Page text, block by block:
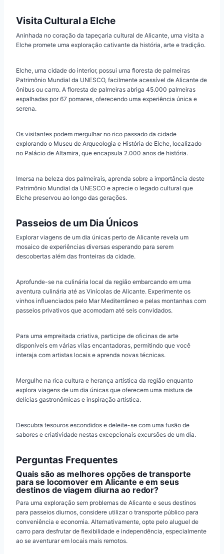
Visita Cultural a Elche
Aninhada no coração da tapeçaria cultural de Alicante, uma visita a
Elche promete uma exploração cativante da história, arte e tradição.
Elche, uma cidade do interior, possui uma floresta de palmeiras
Patrimônio Mundial da UNESCO, facilmente acessível de Alicante de
ônibus ou carro. A floresta de palmeiras abriga 45.000 palmeiras
espalhadas por 67 pomares, oferecendo uma experiência única e
serena.
Os visitantes podem mergulhar no rico passado da cidade
explorando o Museu de Arqueologia e História de Elche, localizado
no Palácio de Altamira, que encapsula 2.000 anos de história.
Imersa na beleza dos palmeirais, aprenda sobre a importância deste
Patrimônio Mundial da UNESCO e aprecie o legado cultural que
Elche preservou ao longo das gerações.
Passeios de um Dia Únicos
Explorar viagens de um dia únicas perto de Alicante revela um
mosaico de experiências diversas esperando para serem
descobertas além das fronteiras da cidade.
Aprofunde-se na culinária local da região embarcando em uma
aventura culinária até as Vinícolas de Alicante. Experimente os
vinhos influenciados pelo Mar Mediterrâneo e pelas montanhas com
passeios privativos que acomodam até seis convidados.
Para uma empreitada criativa, participe de oficinas de arte
disponíveis em várias vilas encantadoras, permitindo que você
interaja com artistas locais e aprenda novas técnicas.
Mergulhe na rica cultura e herança artística da região enquanto
explora viagens de um dia únicas que oferecem uma mistura de
delícias gastronômicas e inspiração artística.
Descubra tesouros escondidos e deleite-se com uma fusão de
sabores e criatividade nestas excepcionais excursões de um dia.
Perguntas Frequentes
Quais são as melhores opções de transporte
para se locomover em Alicante e em seus
destinos de viagem diurna ao redor?
Para uma exploração sem problemas de Alicante e seus destinos
para passeios diurnos, considere utilizar o transporte público para
conveniência e economia. Alternativamente, opte pelo aluguel de
carro para desfrutar de flexibilidade e independência, especialmente
ao se aventurar em locais mais remotos.